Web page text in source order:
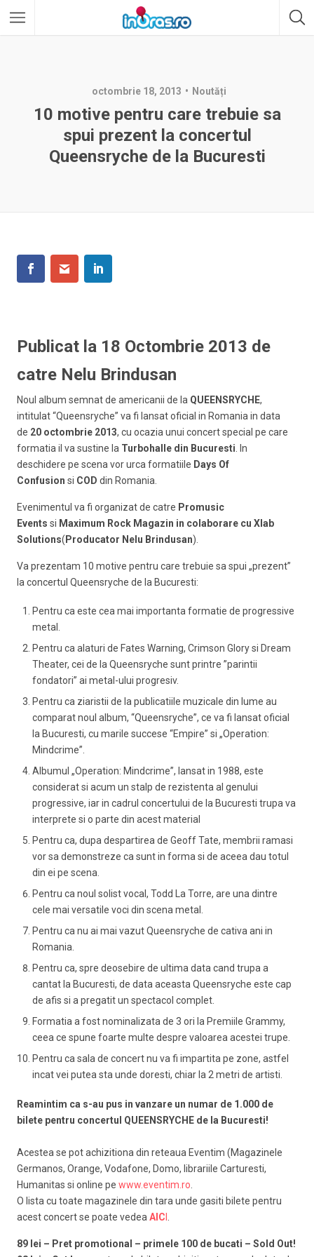
octombrie 18, 2013 Noutăți
10 motive pentru care trebuie sa
spui prezent la concertul
Queensryche de la Bucuresti
Publicat la 18 Octombrie 2013 de
catre Nelu Brindusan
Noul album semnat de americanii de la QUEENSRYCHE,
intitulat “Queensryche” va fi lansat oficial in Romania in data
de 20 octombrie 2013, cu ocazia unui concert special pe care
formatia il va sustine la Turbohalle din Bucuresti
In
deschidere pe scena vor urca formatiile Days Of
Confusion si COD din Romania.
Evenimentul va fi organizat de catre Promusic
Events si Maximum Rock Magazin in colaborare cu Xlab
Solutions( Producator Nelu Brindusan).
Va prezentam 10 motive pentru care trebuie sa spui „prezent”
la concertul Queensryche de la Bucuresti:
Pentru ca este cea mai importanta formatie de progressive
metal.
Pentru ca alaturi de Fates Warning, Crimson Glory si Dream
Theater, cei de la Queensryche sunt printre ”parintii
fondatori” ai metal-ului progresiv.
Pentru ca ziaristii de la publicatiile muzicale din lume au
comparat noul album, “Queensryche”, ce va fi lansat oficial
la Bucuresti, cu marile succese “Empire” si „Operation:
Mindcrime”.
Albumul „Operation: Mindcrime”, lansat in 1988, este
considerat si acum un stalp de rezistenta al genului
progressive, iar in cadrul concertului de la Bucuresti trupa va
interprete si o parte din acest material
Pentru ca, dupa despartirea de Geoff Tate, membrii ramasi
vor sa demonstreze ca sunt in forma si de aceea dau totul
din ei pe scena.
Pentru ca noul solist vocal, Todd La Torre, are una dintre
cele mai versatile voci din scena metal.
Pentru ca nu ai mai vazut Queensryche de cativa ani in
Romania.
Pentru ca, spre deosebire de ultima data cand trupa a
cantat la Bucuresti, de data aceasta Queensryche este cap
de afis si a pregatit un spectacol complet.
Formatia a fost nominalizata de 3 ori la Premiile Grammy,
ceea ce spune foarte multe despre valoarea acestei trupe.
Pentru ca sala de concert nu va fi impartita pe zone, astfel
incat vei putea sta unde doresti, chiar la 2 metri de artisti.
Reamintim ca s-au pus in vanzare un numar de 1.000 de
bilete pentru concertul QUEENSRYCHE de la Bucuresti!
Acestea se pot achizitiona din reteaua Eventim (Magazinele
Germanos, Orange, Vodafone, Domo, librariile Carturesti,
Humanitas si online pe www.eventim.ro
O lista cu toate magazinele din tara unde gasiti bilete pentru
acest concert se poate vedea AIC
89 lei – Pret promotional – primele 100 de bucati – Sold Out!